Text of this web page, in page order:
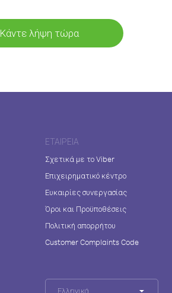
Κάντε λήψη τώρα
ΕΤΑΙΡΕΊΑ
Σχετικά με το Viber
Επιχειρηματικό κέντρο
Ευκαιρίες συνεργασίας
Όροι και Προϋποθέσεις
Πολιτική απορρήτου
Customer Complaints Code
Ελληνικά